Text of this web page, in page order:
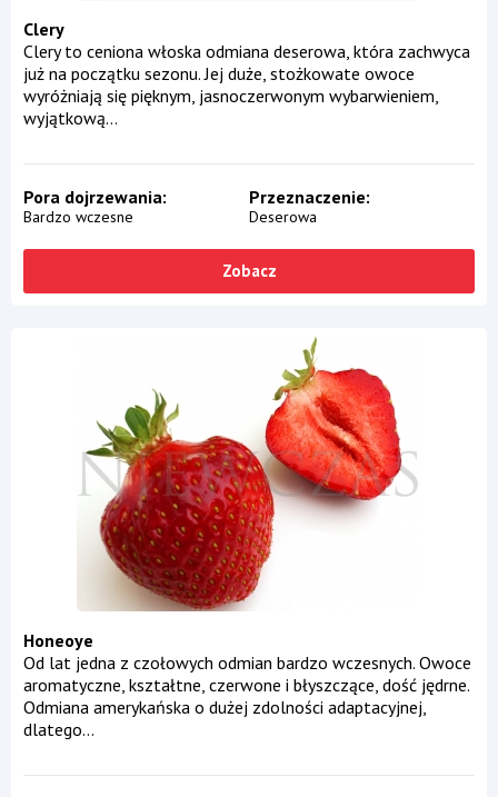
Clery
Clery to ceniona włoska odmiana deserowa, która zachwyca
już na początku sezonu. Jej duże, stożkowate owoce
wyróżniają się pięknym, jasnoczerwonym wybarwieniem,
wyjątkową...
Pora dojrzewania
Bardzo wczesne
Przeznaczenie
Deserowa
Zobacz
Honeoye
Od lat jedna z czołowych odmian bardzo wczesnych. Owoce
aromatyczne, kształtne, czerwone i błyszczące, dość jędrne.
Odmiana amerykańska o dużej zdolności adaptacyjnej,
dlatego...